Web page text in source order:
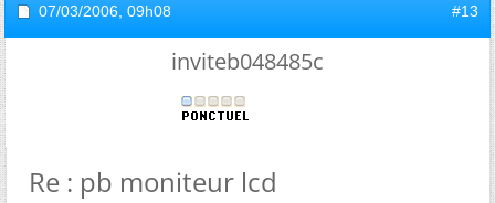
07/03/2006, 09h08 #13
inviteb048485c
Re : pb moniteur lcd